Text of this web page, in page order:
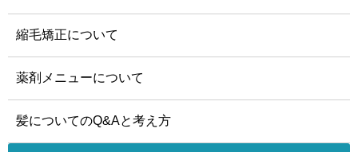
縮毛矯正について
薬剤メニューについて
髪についてのQ&Aと考え方